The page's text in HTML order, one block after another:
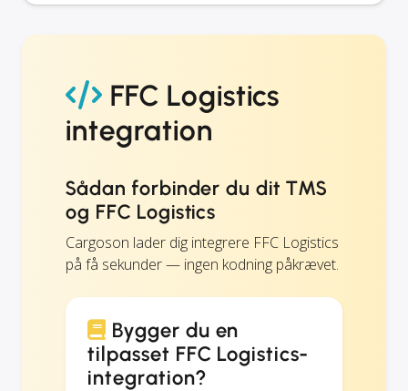
FFC Logistics
integration
Sådan forbinder du dit TMS
og FFC Logistics
Cargoson lader dig integrere FFC Logistics
på få sekunder — ingen kodning påkrævet.
Bygger du en
tilpasset FFC Logistics-
integration?